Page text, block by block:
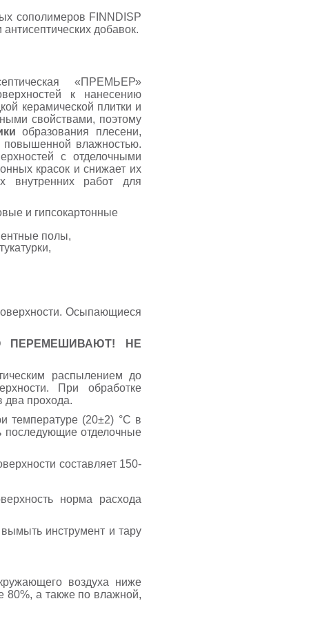
сополимеров FINNDISP
добавок.
«ПРЕМЬЕР»
к нанесению
керамической плитки и
свойствами, поэтому
образования плесени,
влажностью.
с отделочными
красок и снижает их
внутренних работ для
и гипсокартонные
полы,
Осыпающиеся
ПЕРЕМЕШИВАЮТ! НЕ
распылением до
При обработке
два прохода.
температуре (20±2) °С в
последующие отделочные
составляет 150-
норма расхода
инструмент и тару
воздуха ниже
80%, а также по влажной,